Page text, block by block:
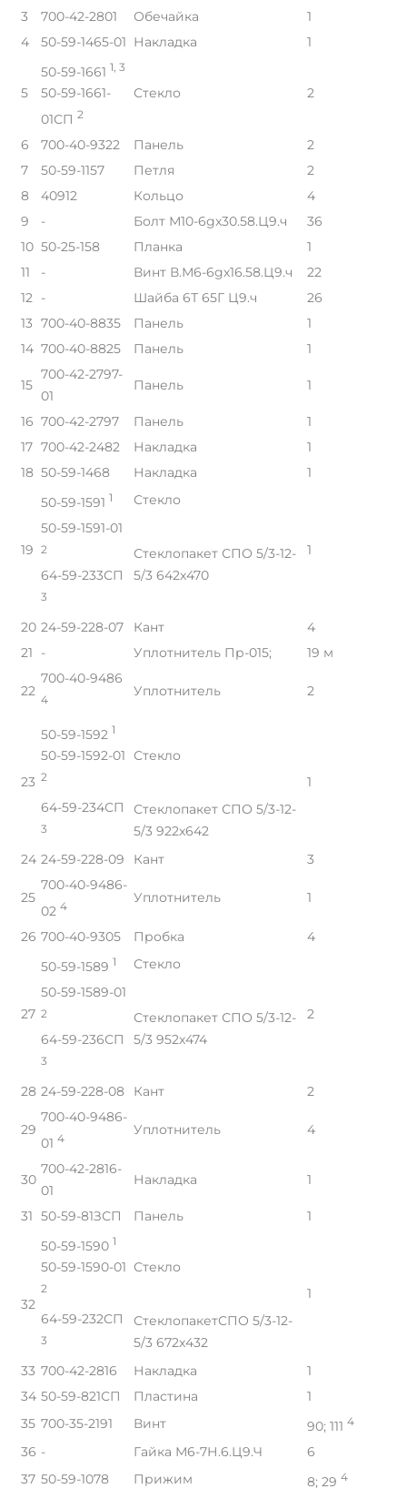
3
700-42-2801 Обечайка
1
4
50-59-1465-01 Накладка 1
5
50-59-1661 1, 3
50-59-1661-
01СП 2
Стекло 2
6 700-40-9322 Панель
2
7
50-59-1157 Петля
2
8
40912 Кольцо
4
9
- Болт М10-6gх30.58.Ц9.ч
36
10 50-25-158 Планка
1
11
- Винт В.М6-6gх16.58.Ц9.ч
22
12 - Шайба 6Т 65Г Ц9.ч
26
13 700-40-8835 Панель
1
14 700-40-8825 Панель 1
15
700-42-2797-
01
Панель 1
16 700-42-2797 Панель
1
17 700-42-2482 Накладка
1
18 50-59-1468 Накладка 1
19
50-59-1591 1 Стекло
1
50-59-1591-01
2
64-59-233СП
3
Стеклопакет СПО 5/3-12-
5/3 642x470
20 24-59-228-07 Кант
4
21
- Уплотнитель Пр-015; 19 м
22
700-40-9486
4
Уплотнитель 2
23
50-59-1592 1
50-59-1592-01
2
Стекло
1
64-59-234СП
3
Стеклопакет СПО 5/3-12-
5/3 922x642
24 24-59-228-09 Кант 3
25
700-40-9486-
02 4
Уплотнитель 1
26 700-40-9305 Пробка 4
27
50-59-1589 1 Стекло
2
50-59-1589-01
2
64-59-236СП
3
Стеклопакет СПО 5/3-12-
5/3 952x474
28 24-59-228-08 Кант 2
29
700-40-9486-
01 4
Уплотнитель 4
30
700-42-2816-
01
Накладка 1
31 50-59-81ЗСП Панель 1
32
50-59-1590 1
50-59-1590-01
2
Стекло
1
64-59-232СП
3
СтеклопакетСПО 5/3-12-
5/3 672x432
33 700-42-2816 Накладка
1
34 50-59-821СП Пластина
1
35 700-35-2191 Винт 90; 111 4
36 - Гайка М6-7Н.6.Ц9.Ч
6
37 50-59-1078 Прижим 8; 29 4